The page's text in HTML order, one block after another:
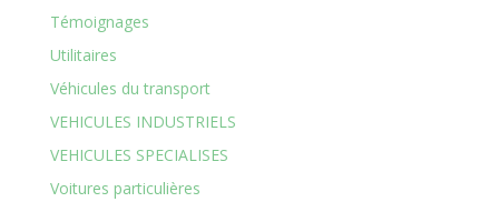
Témoignages
Utilitaires
Véhicules du transport
VEHICULES INDUSTRIELS
VEHICULES SPECIALISES
Voitures particulières